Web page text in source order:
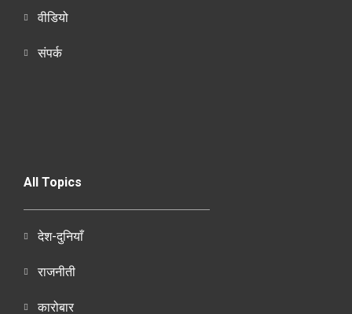
वीडियो
संपर्क
All Topics
देश-दुनियाँ
राजनीती
कारोबार